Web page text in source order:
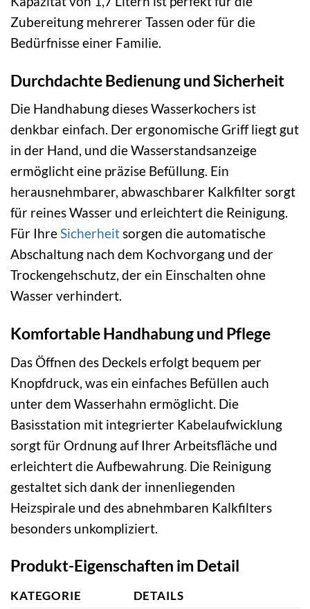
Zubereitung mehrerer Tassen oder für die
Bedürfnisse einer Familie.
Durchdachte Bedienung und Sicherheit
Die Handhabung dieses Wasserkochers ist
denkbar einfach. Der ergonomische Griff liegt gut
in der Hand, und die Wasserstandsanzeige
ermöglicht eine präzise Befüllung. Ein
herausnehmbarer, abwaschbarer Kalkfilter sorgt
für reines Wasser und erleichtert die Reinigung.
Für IhreSicherheitsorgen die automatische
Abschaltung nach dem Kochvorgang und der
Trockengehschutz, der ein Einschalten ohne
Wasser verhindert.
Komfortable Handhabung und Pflege
Das Öffnen des Deckels erfolgt bequem per
Knopfdruck, was ein einfaches Befüllen auch
unter dem Wasserhahn ermöglicht. Die
Basisstation mit integrierter Kabelaufwicklung
sorgt für Ordnung auf Ihrer Arbeitsfläche und
erleichtert die Aufbewahrung. Die Reinigung
gestaltet sich dank der innenliegenden
Heizspirale und des abnehmbaren Kalkfilters
besonders unkompliziert.
Produkt-Eigenschaften im Detail
KATEGORIE DETAILS